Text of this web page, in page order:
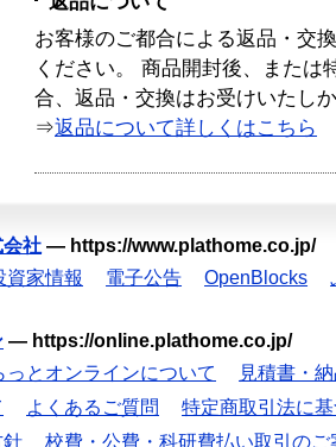
お客様のご都合による返品・交
ください。 商品開封後、または
合、返品・交換はお受けいたし
⇒返品について詳しくはこちら
社 — https://www.plathome.co.jp/
資家情報 電子公告 OpenBlocks
— https://online.plathome.co.jp/
っとオンラインについて
見積書・
よくあるご質問
特定商取引法に
針
校費・公費・科研費払い取引のご